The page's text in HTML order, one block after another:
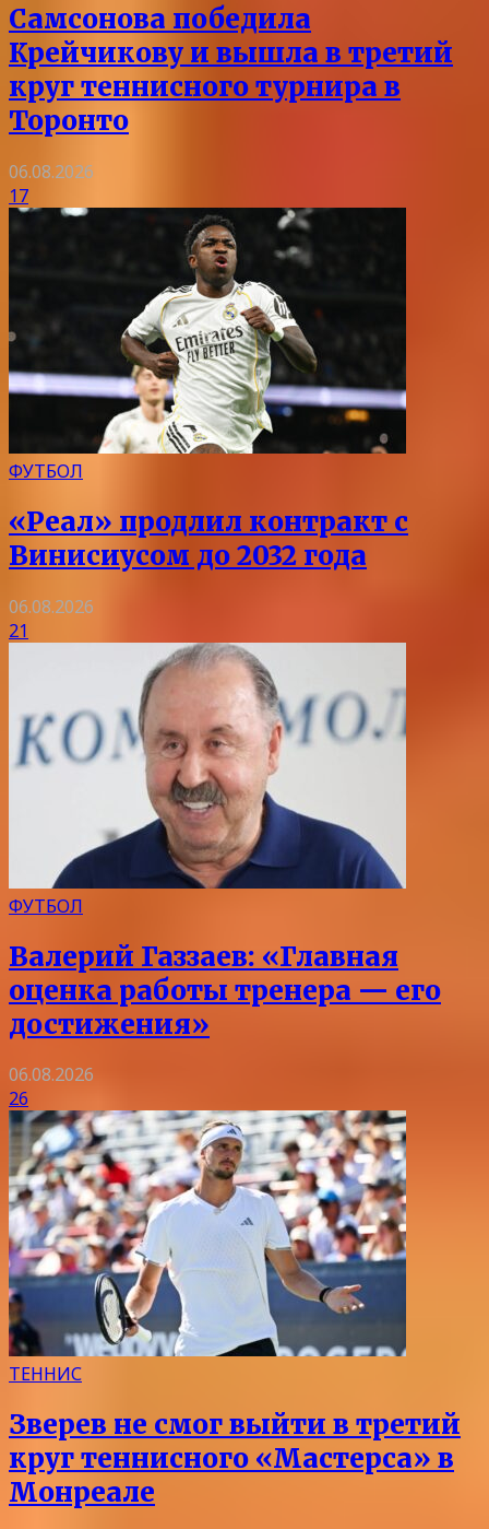
Самсонова победила
Крейчикову и вышла в третий
круг теннисного турнира в
Торонто
06.08.2026
17
ФУТБОЛ
«Реал» продлил контракт с
Винисиусом до 2032 года
06.08.2026
21
ФУТБОЛ
Валерий Газзаев: «Главная
оценка работы тренера — его
достижения»
06.08.2026
26
ТЕННИС
Зверев не смог выйти в третий
круг теннисного «Мастерса» в
Монреале